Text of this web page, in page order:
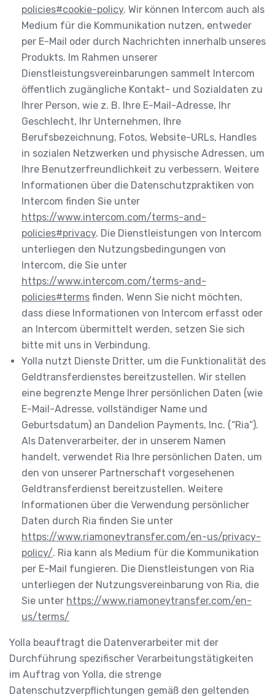
policies#cookie-policy. Wir können Intercom auch als
Medium für die Kommunikation nutzen, entweder
per E-Mail oder durch Nachrichten innerhalb unseres
Produkts. Im Rahmen unserer
Dienstleistungsvereinbarungen sammelt Intercom
öffentlich zugängliche Kontakt- und Sozialdaten zu
Ihrer Person, wie z. B. Ihre E-Mail-Adresse, Ihr
Geschlecht, Ihr Unternehmen, Ihre
Berufsbezeichnung, Fotos, Website-URLs, Handles
in sozialen Netzwerken und physische Adressen, um
Ihre Benutzerfreundlichkeit zu verbessern. Weitere
Informationen über die Datenschutzpraktiken von
Intercom finden Sie unter
https://www.intercom.com/terms-and-
policies#privacy. Die Dienstleistungen von Intercom
unterliegen den Nutzungsbedingungen von
Intercom, die Sie unter
https://www.intercom.com/terms-and-
policies#terms finden. Wenn Sie nicht möchten,
dass diese Informationen von Intercom erfasst oder
an Intercom übermittelt werden, setzen Sie sich
bitte mit uns in Verbindung.
Yolla nutzt Dienste Dritter, um die Funktionalität des
Geldtransferdienstes bereitzustellen. Wir stellen
eine begrenzte Menge Ihrer persönlichen Daten (wie
E-Mail-Adresse, vollständiger Name und
Geburtsdatum) an Dandelion Payments, Inc. (“Ria”).
Als Datenverarbeiter, der in unserem Namen
handelt, verwendet Ria Ihre persönlichen Daten, um
den von unserer Partnerschaft vorgesehenen
Geldtransferdienst bereitzustellen. Weitere
Informationen über die Verwendung persönlicher
Daten durch Ria finden Sie unter
https://www.riamoneytransfer.com/en-us/privacy-
policy/. Ria kann als Medium für die Kommunikation
per E-Mail fungieren. Die Dienstleistungen von Ria
unterliegen der Nutzungsvereinbarung von Ria, die
Sie unter https://www.riamoneytransfer.com/en-
us/terms/
Yolla beauftragt die Datenverarbeiter mit der
Durchführung spezifischer Verarbeitungstätigkeiten
im Auftrag von Yolla, die strenge
Datenschutzverpflichtungen gemäß den geltenden